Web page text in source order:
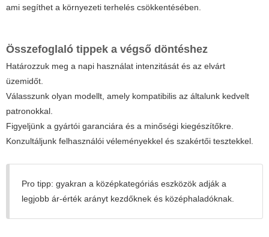
ami segíthet a környezeti terhelés csökkentésében.
Összefoglaló tippek a végső döntéshez
Határozzuk meg a napi használat intenzitását és az elvárt
üzemidőt.
Válasszunk olyan modellt, amely kompatibilis az általunk kedvelt
patronokkal.
Figyeljünk a gyártói garanciára és a minőségi kiegészítőkre.
Konzultáljunk felhasználói véleményekkel és szakértői tesztekkel.
Pro tipp: gyakran a középkategóriás eszközök adják a
legjobb ár-érték arányt kezdőknek és középhaladóknak.